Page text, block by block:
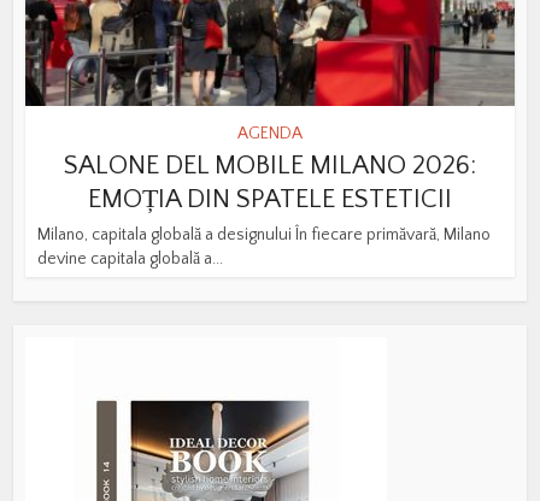
AGENDA
SALONE DEL MOBILE MILANO 2026:
EMOȚIA DIN SPATELE ESTETICII
Milano, capitala globală a designului În fiecare primăvară, Milano
devine capitala globală a...